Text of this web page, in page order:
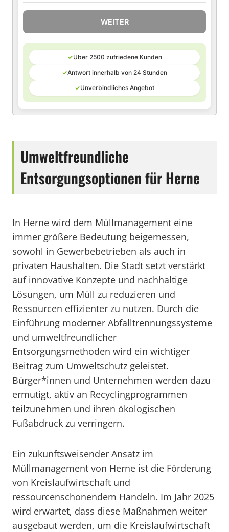
WEITER
✓Über 2500 zufriedene Kunden
✓Antwort innerhalb von 24 Stunden
✓Unverbindliches Angebot
Umweltfreundliche
Entsorgungsoptionen für Herne
In Herne wird dem Müllmanagement eine
immer größere Bedeutung beigemessen,
sowohl in Gewerbebetrieben als auch in
privaten Haushalten. Die Stadt setzt verstärkt
auf innovative Konzepte und nachhaltige
Lösungen, um Müll zu reduzieren und
Ressourcen effizienter zu nutzen. Durch die
Einführung moderner Abfalltrennungssysteme
und umweltfreundlicher
Entsorgungsmethoden wird ein wichtiger
Beitrag zum Umweltschutz geleistet.
Bürger*innen und Unternehmen werden dazu
ermutigt, aktiv an Recyclingprogrammen
teilzunehmen und ihren ökologischen
Fußabdruck zu verringern.
Ein zukunftsweisender Ansatz im
Müllmanagement von Herne ist die Förderung
von Kreislaufwirtschaft und
ressourcenschonendem Handeln. Im Jahr 2025
wird erwartet, dass diese Maßnahmen weiter
ausgebaut werden, um die Kreislaufwirtschaft